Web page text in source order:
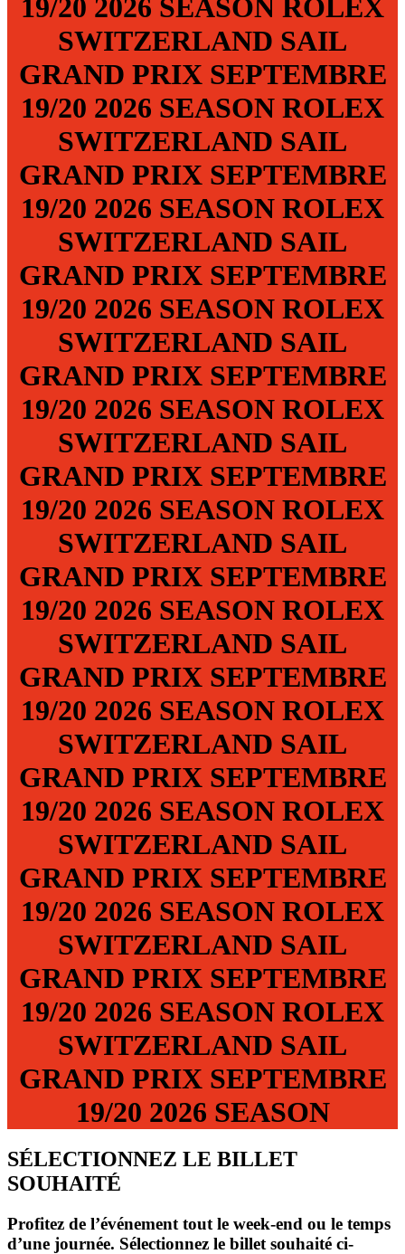
19/20 2026 SEASON ROLEX
SWITZERLAND SAIL
GRAND PRIX SEPTEMBRE
19/20 2026 SEASON ROLEX
SWITZERLAND SAIL
GRAND PRIX SEPTEMBRE
19/20 2026 SEASON ROLEX
SWITZERLAND SAIL
GRAND PRIX SEPTEMBRE
19/20 2026 SEASON ROLEX
SWITZERLAND SAIL
GRAND PRIX SEPTEMBRE
19/20 2026 SEASON ROLEX
SWITZERLAND SAIL
GRAND PRIX SEPTEMBRE
19/20 2026 SEASON ROLEX
SWITZERLAND SAIL
GRAND PRIX SEPTEMBRE
19/20 2026 SEASON ROLEX
SWITZERLAND SAIL
GRAND PRIX SEPTEMBRE
19/20 2026 SEASON ROLEX
SWITZERLAND SAIL
GRAND PRIX SEPTEMBRE
19/20 2026 SEASON ROLEX
SWITZERLAND SAIL
GRAND PRIX SEPTEMBRE
19/20 2026 SEASON ROLEX
SWITZERLAND SAIL
GRAND PRIX SEPTEMBRE
19/20 2026 SEASON ROLEX
SWITZERLAND SAIL
GRAND PRIX SEPTEMBRE
19/20 2026 SEASON
SÉLECTIONNEZ LE BILLET
SOUHAITÉ
Profitez de l’événement tout le week-end ou le temps
d’une journée. Sélectionnez le billet souhaité ci-